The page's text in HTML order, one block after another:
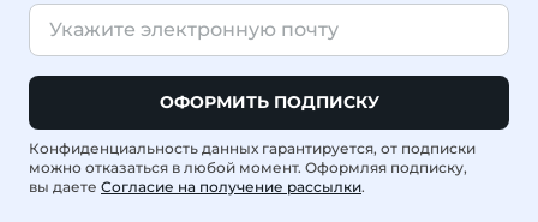
ОФОРМИТЬ ПОДПИСКУ
Конфиденциальность данных гарантируется, от подписки
можно отказаться в любой момент. Оформляя подписку,
вы даете Согласие на получение рассылки.